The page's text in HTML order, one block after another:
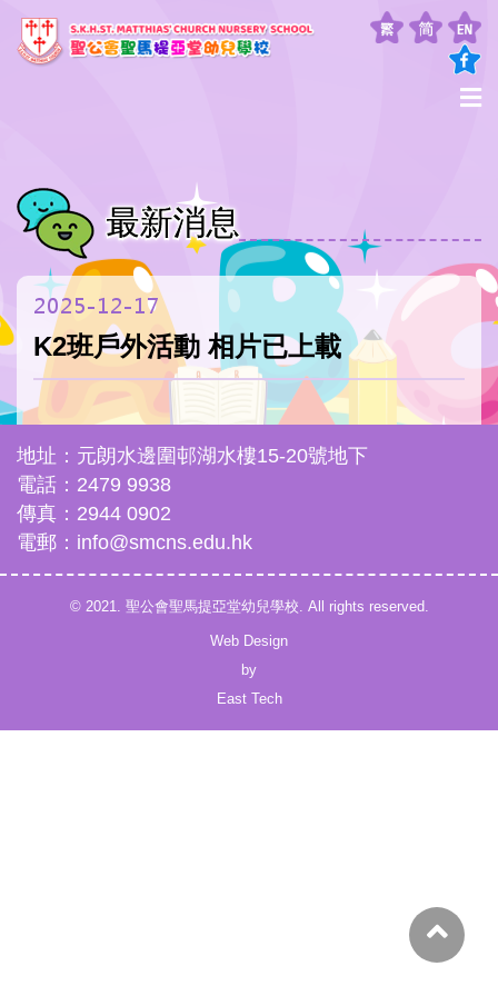
最新消息
2025-12-17
K2班戶外活動 相片已上載
地址：元朗水邊圍邨湖水樓15-20號地下
電話：2479 9938
傳真：2944 0902
電郵：info@smcns.edu.hk
© 2021. 聖公會聖馬提亞堂幼兒學校. All rights reserved.
Web Design
by
East Tech